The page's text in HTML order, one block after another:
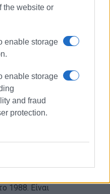
the website or
enable storage
enable storage
and fraud
protection.
1988. Είναι